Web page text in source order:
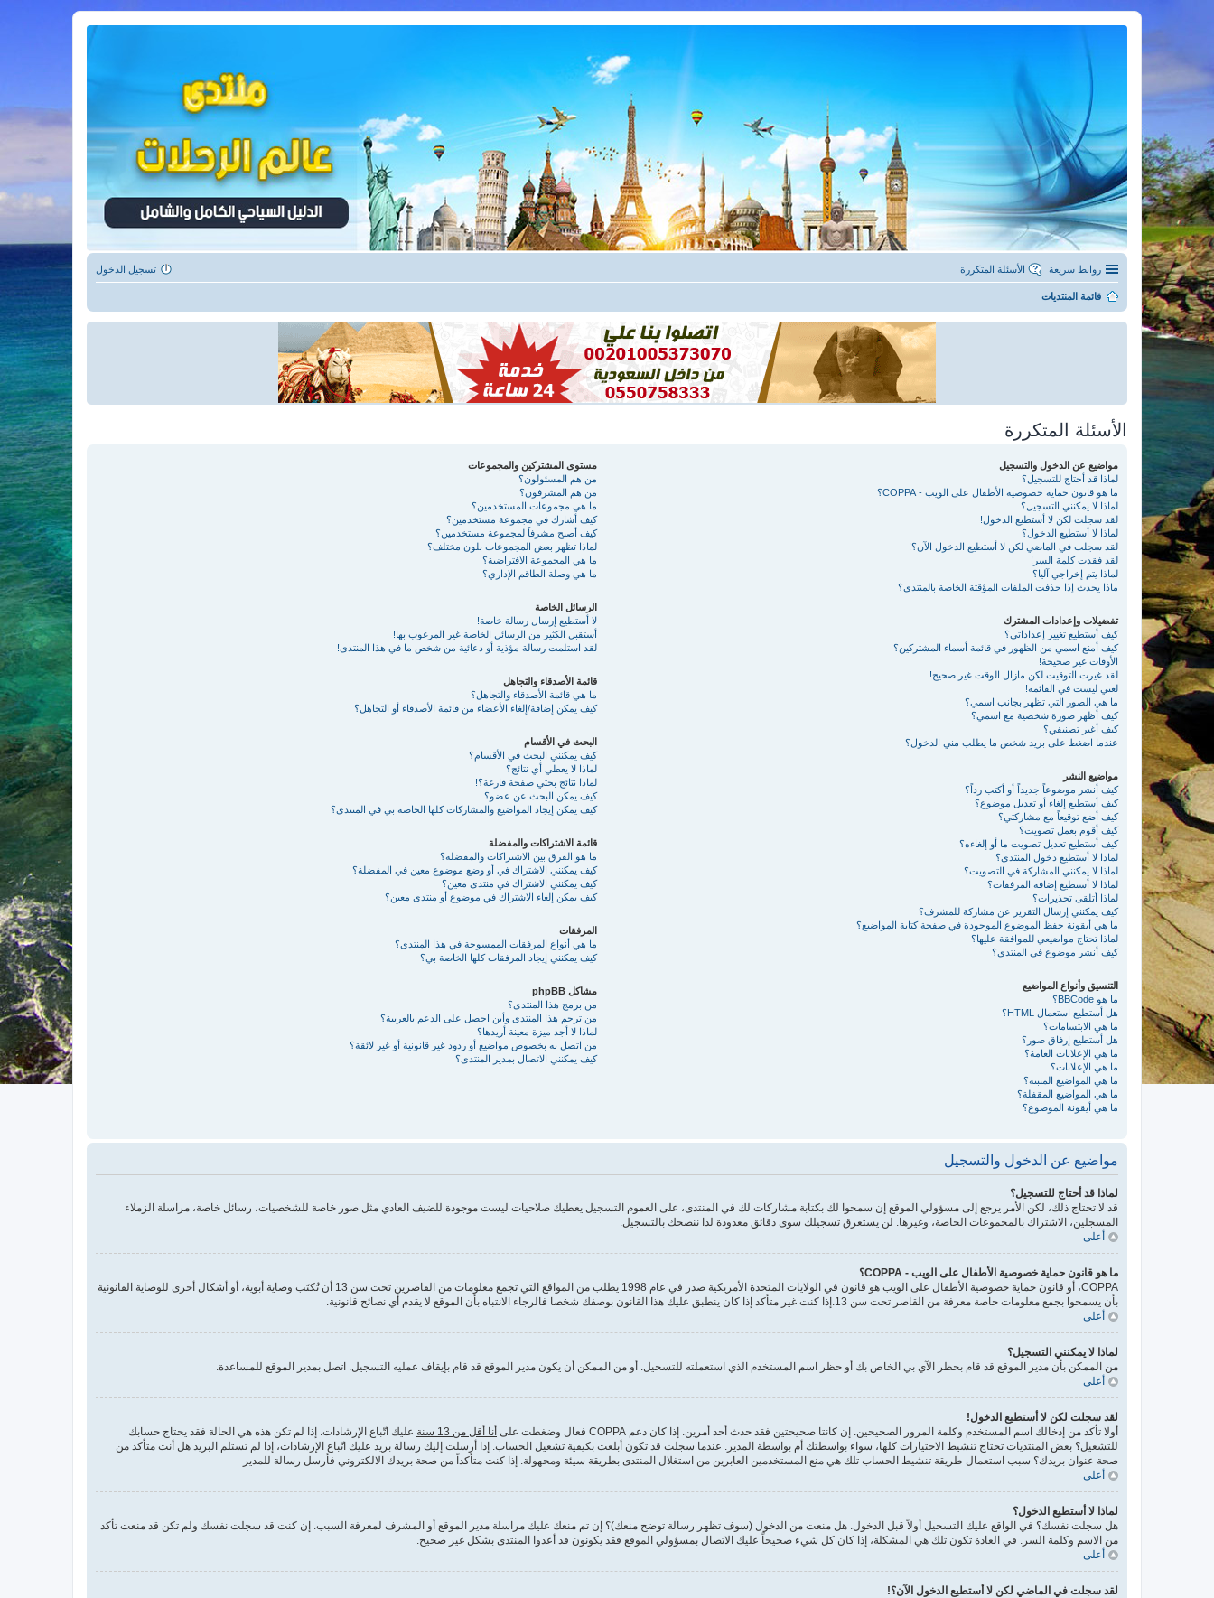
روابط سريعة الأسئلة المتكررة تسجيل الدخول
قائمة المنتديات
الأسئلة المتكررة
مواضيع عن الدخول والتسجيل
لماذا قد أحتاج للتسجيل؟
ما هو قانون حماية خصوصية الأطفال على الويب - COPPA؟
لماذا لا يمكنني التسجيل؟
لقد سجلت لكن لا أستطيع الدخول!
لماذا لا أستطيع الدخول؟
لقد سجلت في الماضي لكن لا أستطيع الدخول الآن؟!
لقد فقدت كلمة السر!
لماذا يتم إخراجي آليا؟
ماذا يحدث إذا حذفت الملفات المؤقتة الخاصة بالمنتدى؟
تفضيلات وإعدادات المشترك
كيف أستطيع تغيير إعداداتي؟
كيف أمنع اسمي من الظهور في قائمة أسماء المشتركين؟
الأوقات غير صحيحة!
لقد غيرت التوقيت لكن مازال الوقت غير صحيح!
لغتي ليست في القائمة!
ما هي الصور التي تظهر بجانب اسمي؟
كيف أظهر صورة شخصية مع اسمي؟
كيف أغير تصنيفي؟
عندما اضغط على بريد شخص ما يطلب مني الدخول؟
مواضيع النشر
كيف أنشر موضوعاً جديداً أو أكتب رداً؟
كيف أستطيع إلغاء أو تعديل موضوع؟
كيف أضع توقيعاً مع مشاركتي؟
كيف أقوم بعمل تصويت؟
كيف أستطيع تعديل تصويت ما أو إلغاءه؟
لماذا لا أستطيع دخول المنتدى؟
لماذا لا يمكنني المشاركة في التصويت؟
لماذا لا أستطيع إضافة المرفقات؟
لماذا أتلقى تحذيرات؟
كيف يمكنني إرسال التقرير عن مشاركة للمشرف؟
ما هي أيقونة حفظ الموضوع الموجودة في صفحة كتابة المواضيع؟
لماذا تحتاج مواضيعي للموافقة عليها؟
كيف أنشر موضوع في المنتدى؟
التنسيق وأنواع المواضيع
ما هو BBCode؟
هل أستطيع استعمال HTML؟
ما هي الابتسامات؟
هل أستطيع إرفاق صور؟
ما هي الإعلانات العامة؟
ما هي الإعلانات؟
ما هي المواضيع المثبتة؟
ما هي المواضيع المقفلة؟
ما هي أيقونة الموضوع؟
مستوى المشتركين والمجموعات
من هم المسئولون؟
من هم المشرفون؟
ما هي مجموعات المستخدمين؟
كيف أشارك في مجموعة مستخدمين؟
كيف أصبح مشرفاً لمجموعة مستخدمين؟
لماذا تظهر بعض المجموعات بلون مختلف؟
ما هي المجموعة الافتراضية؟
ما هي وصلة الطاقم الإداري؟
الرسائل الخاصة
لا أستطيع إرسال رسالة خاصة!
أستقبل الكثير من الرسائل الخاصة غير المرغوب بها!
لقد استلمت رسالة مؤذية أو دعائية من شخص ما في هذا المنتدى!
قائمة الأصدقاء والتجاهل
ما هي قائمة الأصدقاء والتجاهل؟
كيف يمكن إضافة/إلغاء الأعضاء من قائمة الأصدقاء أو التجاهل؟
البحث في الأقسام
كيف يمكنني البحث في الأقسام؟
لماذا لا يعطي أي نتائج؟
لماذا نتائج بحثي صفحة فارغة؟!
كيف يمكن البحث عن عضو؟
كيف يمكن إيجاد المواضيع والمشاركات كلها الخاصة بي في المنتدى؟
قائمة الاشتراكات والمفضلة
ما هو الفرق بين الاشتراكات والمفضلة؟
كيف يمكنني الاشتراك في أو وضع موضوع معين في المفضلة؟
كيف يمكنني الاشتراك في منتدى معين؟
كيف يمكن إلغاء الاشتراك في موضوع أو منتدى معين؟
المرفقات
ما هي أنواع المرفقات الممسوحة في هذا المنتدى؟
كيف يمكنني إيجاد المرفقات كلها الخاصة بي؟
مشاكل phpBB
من برمج هذا المنتدى؟
من ترجم هذا المنتدى وأين احصل على الدعم بالعربية؟
لماذا لا أجد ميزة معينة أريدها؟
من اتصل به بخصوص مواضيع أو ردود غير قانونية أو غير لائقة؟
كيف يمكنني الاتصال بمدير المنتدى؟
مواضيع عن الدخول والتسجيل
لماذا قد أحتاج للتسجيل؟
قد لا تحتاج ذلك، لكن الأمر يرجع إلى مسؤولي الموقع إن سمحوا لك بكتابة مشاركات لك في المنتدى، على العموم التسجيل يعطيك صلاحيات ليست موجودة للضيف العادي مثل صور خاصة للشخصيات، رسائل خاصة، مراسلة الزملاء
المسجلين، الاشتراك بالمجموعات الخاصة، وغيرها. لن يستغرق تسجيلك سوى دقائق معدودة لذا ننصحك بالتسجيل.
أعلى
ما هو قانون حماية خصوصية الأطفال على الويب - COPPA؟
COPPA، أو قانون حماية خصوصية الأطفال على الويب هو قانون في الولايات المتحدة الأمريكية صدر في عام 1998 يطلب من المواقع التي تجمع معلومات من القاصرين تحت سن 13 أن تُكتَب وصاية أبوية، أو أشكال أخرى للوصاية القانونية
بأن يسمحوا بجمع معلومات خاصة معرفة من القاصر تحت سن 13.إذا كنت غير متأكد إذا كان ينطبق عليك هذا القانون بوصفك شخصا فالرجاء الانتباه بأن الموقع لا يقدم أي نصائح قانونية.
أعلى
لماذا لا يمكنني التسجيل؟
من الممكن بأن مدير الموقع قد قام بحظر الآي بي الخاص بك أو حظر اسم المستخدم الذي استعملته للتسجيل. أو من الممكن أن يكون مدير الموقع قد قام بإيقاف عمليه التسجيل. اتصل بمدير الموقع للمساعدة.
أعلى
لقد سجلت لكن لا أستطيع الدخول!
أولا تأكد من إدخالك اسم المستخدم وكلمة المرور الصحيحين. إن كانتا صحيحتين فقد حدث أحد أمرين. إذا كان دعم COPPA فعال وضغطت على
أنا أقل من 13 سنة
عليك اتّباع الإرشادات. إذا لم تكن هذه هي الحالة فقد يحتاج حسابك
للتشغيل؟ بعض المنتديات تحتاج تنشيط الاختيارات كلها، سواء بواسطتك أم بواسطة المدير. عندما سجلت قد تكون أبلغت بكيفية تشغيل الحساب. إذا أرسلت إليك رسالة بريد عليك اتّباع الإرشادات، إذا لم تستلم البريد هل أنت متأكد من
صحة عنوان بريدك؟ سبب استعمال طريقة تنشيط الحساب تلك هي منع المستخدمين العابرين من استغلال المنتدى بطريقة سيئة ومجهولة. إذا كنت متأكداً من صحة بريدك الالكتروني فأرسل رسالة للمدير
أعلى
لماذا لا أستطيع الدخول؟
هل سجلت نفسك؟ في الواقع عليك التسجيل أولاً قبل الدخول. هل منعت من الدخول (سوف تظهر رسالة توضح منعك)؟ إن تم منعك عليك مراسلة مدير الموقع أو المشرف لمعرفة السبب. إن كنت قد سجلت نفسك ولم تكن قد منعت تأكد
من الاسم وكلمة السر. في العادة تكون تلك هي المشكلة، إذا كان كل شيء صحيحاً عليك الاتصال بمسؤولي الموقع فقد يكونون قد أعدوا المنتدى بشكل غير صحيح.
أعلى
لقد سجلت في الماضي لكن لا أستطيع الدخول الآن؟!